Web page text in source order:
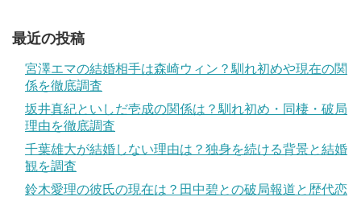
最近の投稿
宮澤エマの結婚相手は森崎ウィン？馴れ初めや現在の関
係を徹底調査
坂井真紀といしだ壱成の関係は？馴れ初め・同棲・破局
理由を徹底調査
千葉雄大が結婚しない理由は？独身を続ける背景と結婚
観を調査
鈴木愛理の彼氏の現在は？田中碧との破局報道と歴代恋